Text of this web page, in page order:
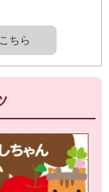
ちら